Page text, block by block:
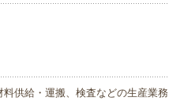
供給・運搬、検査などの生産業務